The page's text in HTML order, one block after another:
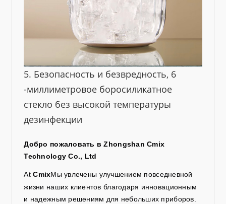
5. Безопасность и безвредность, 6
-миллиметровое боросиликатное
стекло без высокой температуры
дезинфекции
Добро пожаловать вZhongshan Cmix
Technology Co., Ltd
At CmixМы увлечены улучшением повседневной
жизни наших клиентов благодаря инновационным
и надежным решениям для небольших приборов.